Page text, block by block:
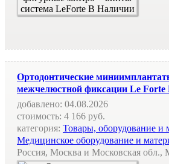
Ортодонтические
межчелюстной фиксации Le
добавлено: 04.08.2026
стоимость: 4 166 руб.
категория: Товары, оборудование и
Медицинское оборудование и
Россия, Москва и Московская обл.,